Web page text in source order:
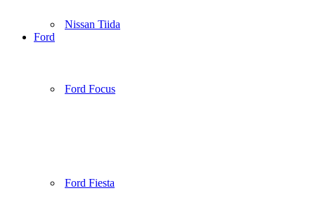
Nissan Tiida
Ford
Ford Focus
Ford Fiesta